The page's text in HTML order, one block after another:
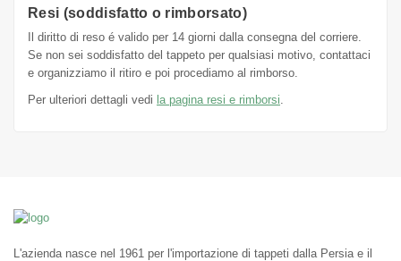
Resi (soddisfatto o rimborsato)
Il diritto di reso é valido per 14 giorni dalla consegna del corriere.
Se non sei soddisfatto del tappeto per qualsiasi motivo, contattaci
e organizziamo il ritiro e poi procediamo al rimborso.
Per ulteriori dettagli vedi la pagina resi e rimborsi.
L'azienda nasce nel 1961 per l'importazione di tappeti dalla Persia e il